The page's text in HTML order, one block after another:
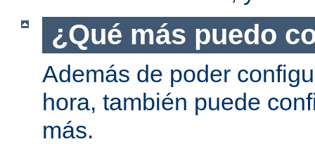
¿Qué más puedo
Además de poder
hora, también puede
más.